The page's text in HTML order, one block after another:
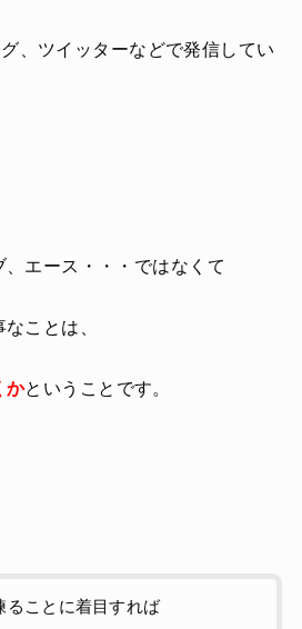
、ツイッターなどで発信してい
エース・・・ではなくて
ことは、
かということです。
ることに着目すれば